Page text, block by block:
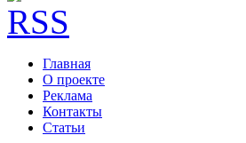
Главная
О проекте
Реклама
Контакты
Статьи